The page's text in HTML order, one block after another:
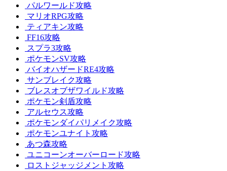
パルワールド攻略
マリオRPG攻略
ティアキン攻略
FF16攻略
スプラ3攻略
ポケモンSV攻略
バイオハザードRE4攻略
サンブレイク攻略
ブレスオブザワイルド攻略
ポケモン剣盾攻略
アルセウス攻略
ポケモンダイパリメイク攻略
ポケモンユナイト攻略
あつ森攻略
ユニコーンオーバーロード攻略
ロストジャッジメント攻略